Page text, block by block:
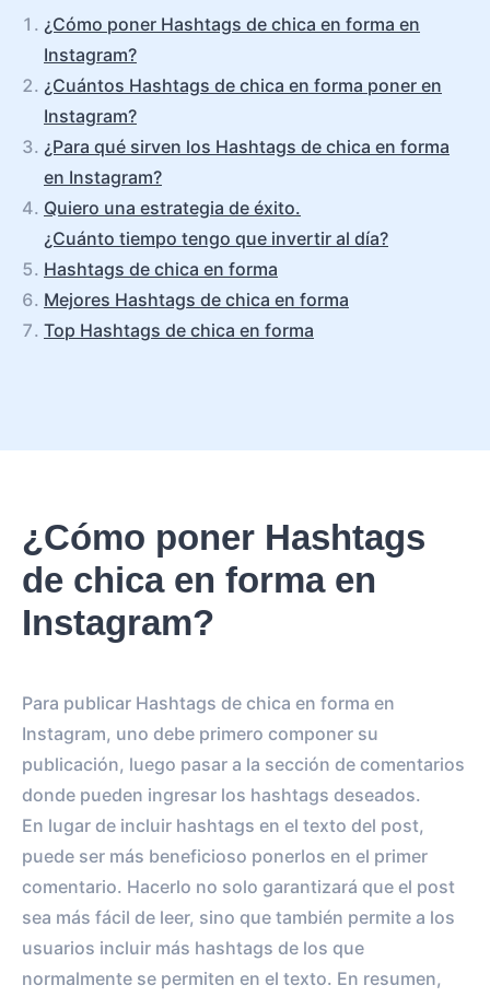
¿Cómo poner Hashtags de chica en forma en
Instagram?
¿Cuántos Hashtags de chica en forma poner en
Instagram?
¿Para qué sirven los Hashtags de chica en forma
en Instagram?
Quiero una estrategia de éxito.
¿Cuánto tiempo tengo que invertir al día?
Hashtags de chica en forma
Mejores Hashtags de chica en forma
Top Hashtags de chica en forma
¿Cómo poner Hashtags
de chica en forma en
Instagram?
Para publicar Hashtags de chica en forma en
Instagram, uno debe primero componer su
publicación, luego pasar a la sección de comentarios
donde pueden ingresar los hashtags deseados.
En lugar de incluir hashtags en el texto del post,
puede ser más beneficioso ponerlos en el primer
comentario. Hacerlo no solo garantizará que el post
sea más fácil de leer, sino que también permite a los
usuarios incluir más hashtags de los que
normalmente se permiten en el texto. En resumen,